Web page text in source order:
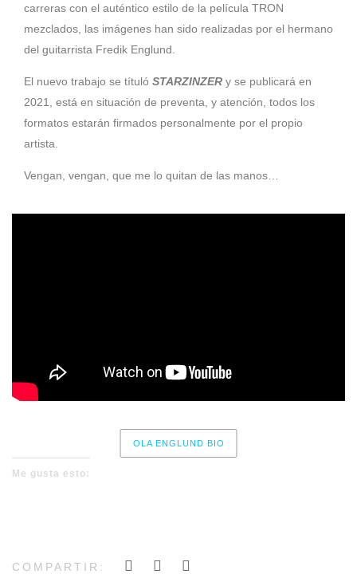
carreras con el auténtico estilo de la película TRON
mezclados, las imágenes han sido realizadas por el hermano
del guitarrista Fredik Englund.
El nuevo trabajo se títuló STARZINZER y se publicará en
2021, está en situación de preventa, y atención, todos los
formatos estarán firmados personalmente por el propio
artista.
Vengan, vengan, que me lo quitan de las manos…
OLA ENGLUND BIO
Me gusta esto:
COMPARTIR: